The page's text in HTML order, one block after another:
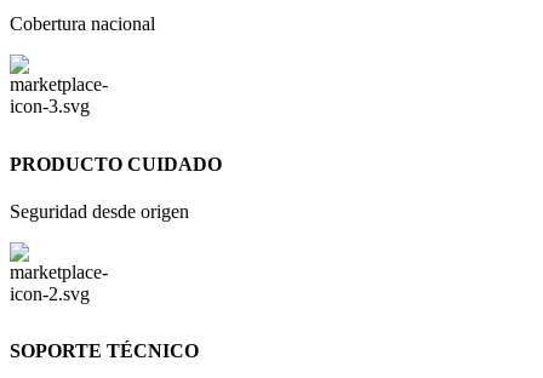
Cobertura nacional
PRODUCTO CUIDADO
Seguridad desde origen
SOPORTE TÉCNICO